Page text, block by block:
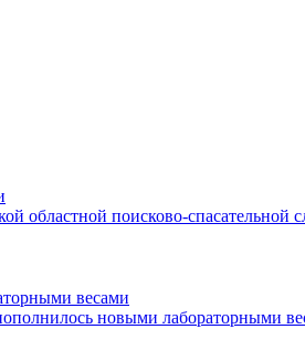
областной поисково-
весами
новыми лабораторными